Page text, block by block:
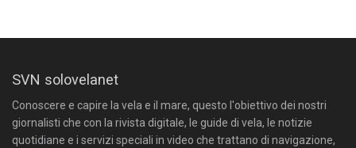
SVN solovelanet
Conoscere e capire la vela e il mare, questo l'obiettivo dei nostri
giornalisti che con la rivista digitale, le guide di vela, le notizie
quotidiane e i servizi speciali in video che trattano di navigazione,